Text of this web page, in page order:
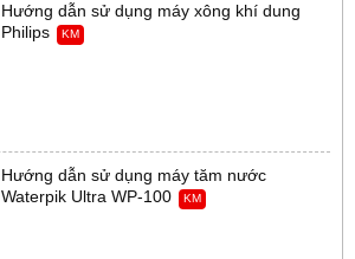
Hướng dẫn sử dụng máy xông khí dung
Philips
KM
Hướng dẫn sử dụng máy tăm nước
Waterpik Ultra WP-100
KM